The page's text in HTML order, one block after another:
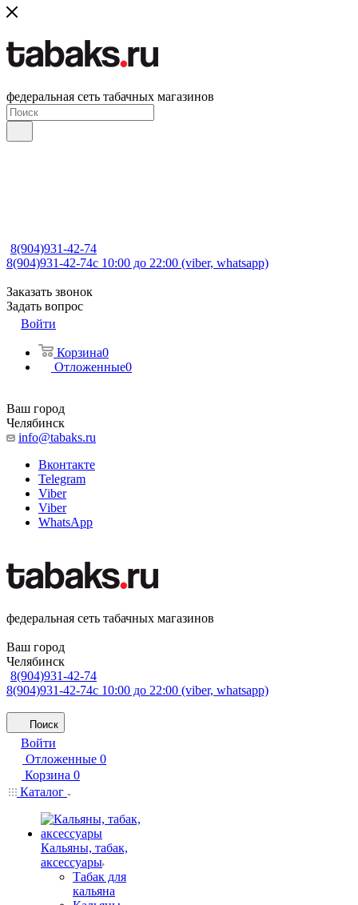
федеральная сеть табачных магазинов
8(904)931-42-74
8(904)931-42-74с 10:00 до 22:00 (viber, whatsapp)
Заказать звонок
Задать вопрос
Войти
Корзина0
Отложенные0
Ваш город
Челябинск
info@tabaks.ru
Вконтакте
Telegram
Viber
Viber
WhatsApp
федеральная сеть табачных магазинов
Ваш город
Челябинск
8(904)931-42-74
8(904)931-42-74с 10:00 до 22:00 (viber, whatsapp)
Поиск
Войти
Отложенные 0
Корзина 0
Каталог
Кальяны, табак,
аксессуары
Табак для
кальяна